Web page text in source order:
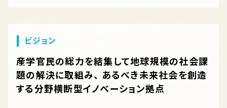
ビジョン
産学官民の総力を結集して地球規模の社会課
題の解決に取組み、 あるべき未来社会を創造
する分野横断型イノベーション拠点